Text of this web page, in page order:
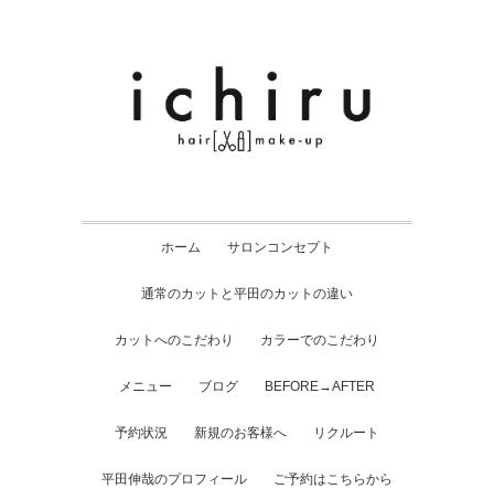
ホーム サロンコンセプト
通常のカットと平田のカットの違い
カットへのこだわり カラーでのこだわり
メニュー ブログ BEFORE→AFTER
予約状況 新規のお客様へ リクルート
平田伸哉のプロフィール ご予約はこちらから